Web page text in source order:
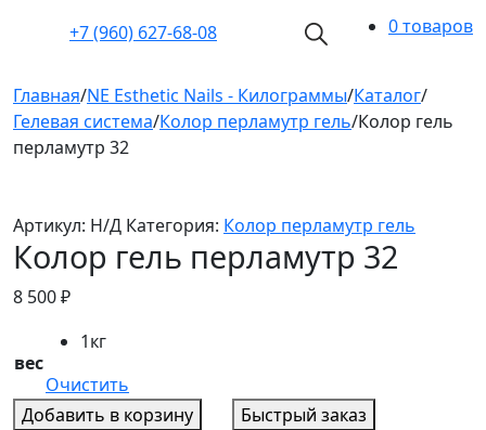
+7 (960) 627-68-08 0 товаров
Главная/NE Esthetic Nails - Килограммы/Каталог/
Гелевая система/Колор перламутр гель/Колор гель
перламутр 32
Артикул: Н/Д Категория: Колор перламутр гель
Колор гель перламутр 32
8 500₽
вес
1кг
Очистить
Добавить в корзину
Быстрый заказ